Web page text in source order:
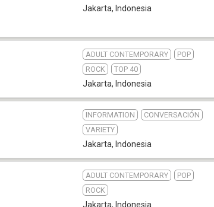
Jakarta, Indonesia
ADULT CONTEMPORARY
POP
ROCK
TOP 40
Jakarta, Indonesia
INFORMATION
CONVERSACIÓN
VARIETY
Jakarta, Indonesia
ADULT CONTEMPORARY
POP
ROCK
Jakarta, Indonesia